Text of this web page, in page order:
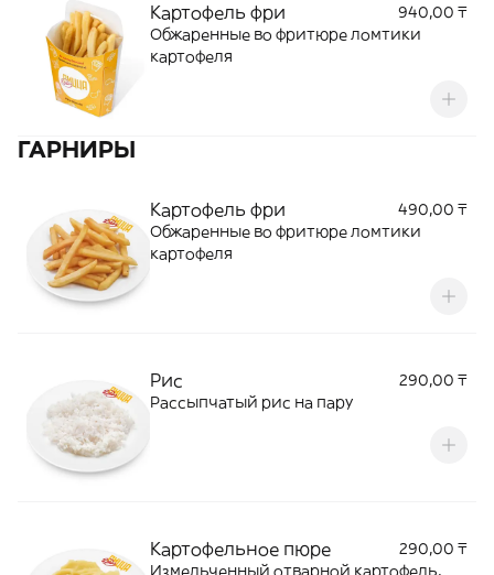
Картофель фри
940,00 ₸
Обжаренные во фритюре ломтики
картофеля
ГАРНИРЫ
Картофель фри
490,00 ₸
Обжаренные во фритюре ломтики
картофеля
Рис
290,00 ₸
Рассыпчатый рис на пару
Картофельное пюре
290,00 ₸
Измельченный отварной картофель,